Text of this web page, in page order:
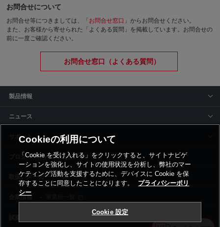
お問合せについて
お問合せ等につきましては、「 お問合せ窓口 」からお問合せください。
また、お客様から寄せられた「よくある質問」を掲載しています。お問合せの
前に一度ご確認ください。
お問合せ窓口（よくある質問）
製品情報
ニュース
サポート
siyaku-blog
取扱いメーカー
Cookieの利用について
「Cookie を受け入れる」をクリックすると、サイトナビゲ
ーションを強化し、サイトの使用状況を分析し、弊社のマー
ケティング活動を支援するために、デバイスに Cookie を保
存することに同意したことになります。
プライバシーポリ
シー
Cookie 設定